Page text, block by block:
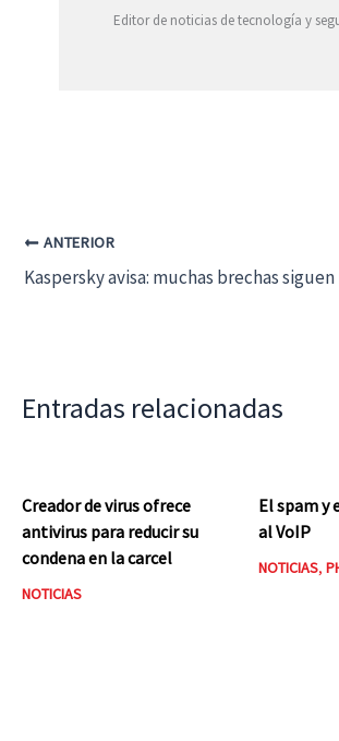
Editor de noticias de tecnología y
ANTERIOR
Kaspersky avisa: muchas brechas
Entradas relacionadas
Creador de virus ofrece
antivirus para reducir su
condena en la carcel
NOTICIAS
El spam y
al VoIP
NOTICIAS,